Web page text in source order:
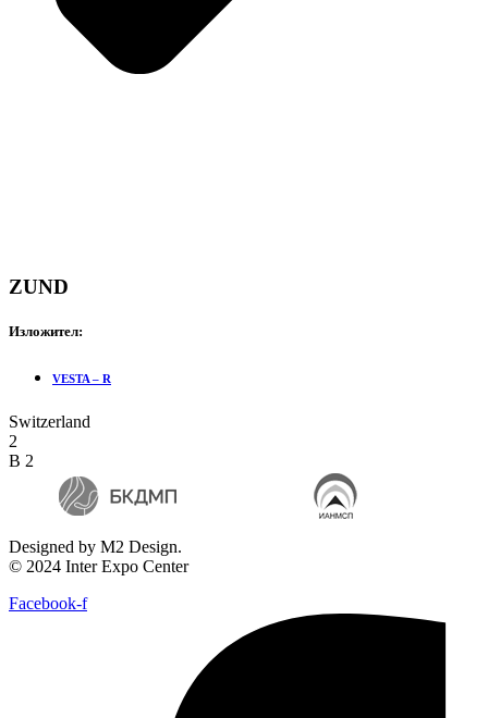
ZUND
Изложител:
VESTA – R
Switzerland
2
B 2
Designed by M2 Design.
© 2024 Inter Expo Center
Facebook-f